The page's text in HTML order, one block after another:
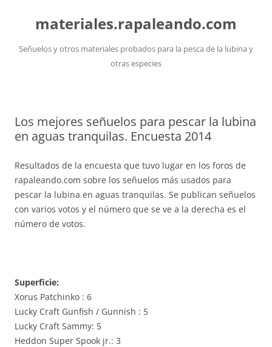
contenidomateriales.rapaleando.com
Señuelos y otros materiales probados para la pesca de la lubina y
otras especies
Los mejores señuelos para pescar la lubina
en aguas tranquilas. Encuesta 2014
Resultados de la encuesta que tuvo lugar en los foros de
rapaleando.com sobre los señuelos más usados para
pescar la lubina en aguas tranquilas. Se publican señuelos
con varios votos y el número que se ve a la derecha es el
número de votos.
Superficie:
Xorus Patchinko : 6
Lucky Craft Gunfish / Gunnish : 5
Lucky Craft Sammy: 5
Heddon Super Spook jr.: 3